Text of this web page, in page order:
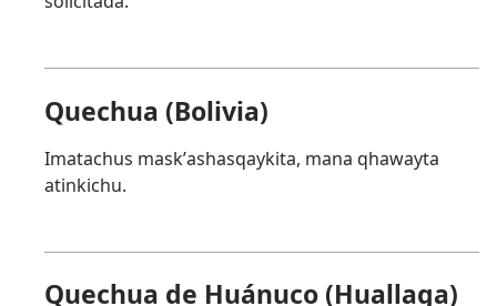
Quechua (Bolivia)
Imatachus maskʼashasqaykita, mana qhawayta
atinkichu.
Quechua de Huánuco (Huallaga)